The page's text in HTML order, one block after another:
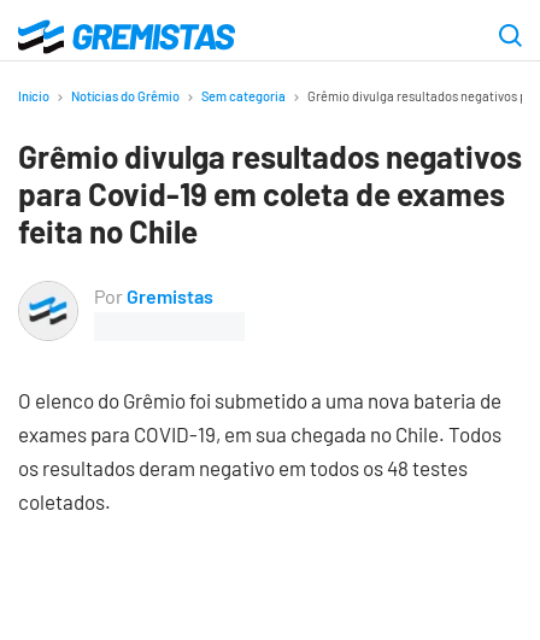
para
principal
Gremistas
Início Notícias do Grêmio Sem categoria Grêmio divulga resultados negativos
Grêmio divulga resultados negativos
para Covid-19 em coleta de exames
feita no Chile
PorGremistas
O elenco do Grêmio foi submetido a uma nova bateria de
exames para COVID-19, em sua chegada no Chile. Todos
os resultados deram negativo em todos os 48 testes
coletados.